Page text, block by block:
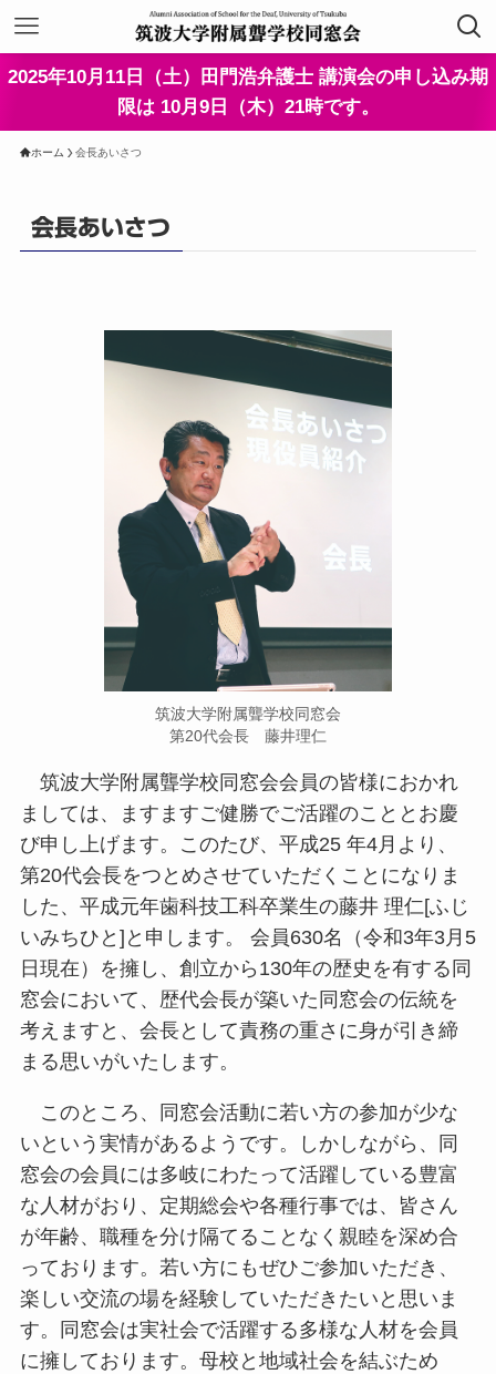
2025年10月11日（土）田門浩弁護士 講演会の申し込み期
限は 10月9日（木）21時です。
ホーム 会長あいさつ
会長あいさつ
筑波大学附属聾学校同窓会
第20代会長 藤井理仁
筑波大学附属聾学校同窓会会員の皆様におかれ
ましては、ますますご健勝でご活躍のこととお慶
び申し上げます。このたび、平成25 年4月より、
第20代会長をつとめさせていただくことになりま
した、平成元年歯科技工科卒業生の藤井 理仁[ふじ
いみちひと]と申します。 会員630名（令和3年3月5
日現在）を擁し、創立から130年の歴史を有する同
窓会において、歴代会長が築いた同窓会の伝統を
考えますと、会長として責務の重さに身が引き締
まる思いがいたします。
このところ、同窓会活動に若い方の参加が少な
いという実情があるようです。しかしながら、同
窓会の会員には多岐にわたって活躍している豊富
な人材がおり、定期総会や各種行事では、皆さん
が年齢、職種を分け隔てることなく親睦を深め合
っております。若い方にもぜひご参加いただき、
楽しい交流の場を経験していただきたいと思いま
す。同窓会は実社会で活躍する多様な人材を会員
に擁しております。母校と地域社会を結ぶため